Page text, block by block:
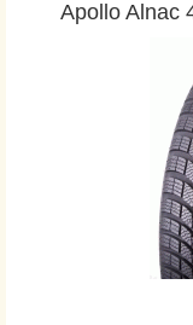
Apollo Alnac